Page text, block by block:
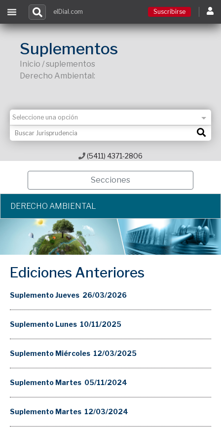
elDial.com Suscribirse
Suplementos
Inicio / suplementos
Derecho Ambiental:
(5411) 4371-2806
Secciones
DERECHO AMBIENTAL
Ediciones Anteriores
Suplemento Jueves 26/03/2026
Suplemento Lunes 10/11/2025
Suplemento Miércoles 12/03/2025
Suplemento Martes 05/11/2024
Suplemento Martes 12/03/2024